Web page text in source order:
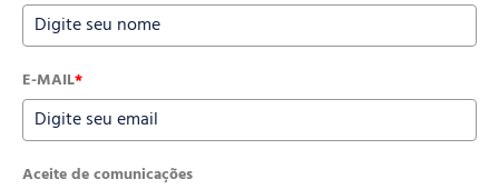
E-MAIL*
Aceite de comunicações